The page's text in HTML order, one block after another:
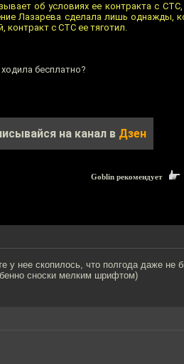
об условиях ее контракта с
Лазарева сделала лишь однажды,
с СТС ее тяготил.
бесплатно?
на канал в Дзен
Goblin рекомендует
у нее скопилось, что полгода даже не
сноски мелким шрифтом)